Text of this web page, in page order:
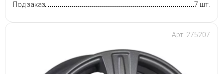
Под заказ
7 шт.
Арт: 275207